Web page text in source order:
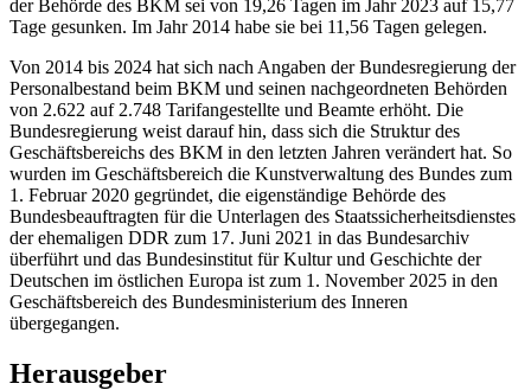
der Behörde des BKM sei von 19,26 Tagen im Jahr 2023 auf 15,77
Tage gesunken. Im Jahr 2014 habe sie bei 11,56 Tagen gelegen.
Von 2014 bis 2024 hat sich nach Angaben der Bundesregierung der
Personalbestand beim BKM und seinen nachgeordneten Behörden
von 2.622 auf 2.748 Tarifangestellte und Beamte erhöht. Die
Bundesregierung weist darauf hin, dass sich die Struktur des
Geschäftsbereichs des BKM in den letzten Jahren verändert hat. So
wurden im Geschäftsbereich die Kunstverwaltung des Bundes zum
1. Februar 2020 gegründet, die eigenständige Behörde des
Bundesbeauftragten für die Unterlagen des Staatssicherheitsdienstes
der ehemaligen DDR zum 17. Juni 2021 in das Bundesarchiv
überführt und das Bundesinstitut für Kultur und Geschichte der
Deutschen im östlichen Europa ist zum 1. November 2025 in den
Geschäftsbereich des Bundesministerium des Inneren
übergegangen.
Herausgeber